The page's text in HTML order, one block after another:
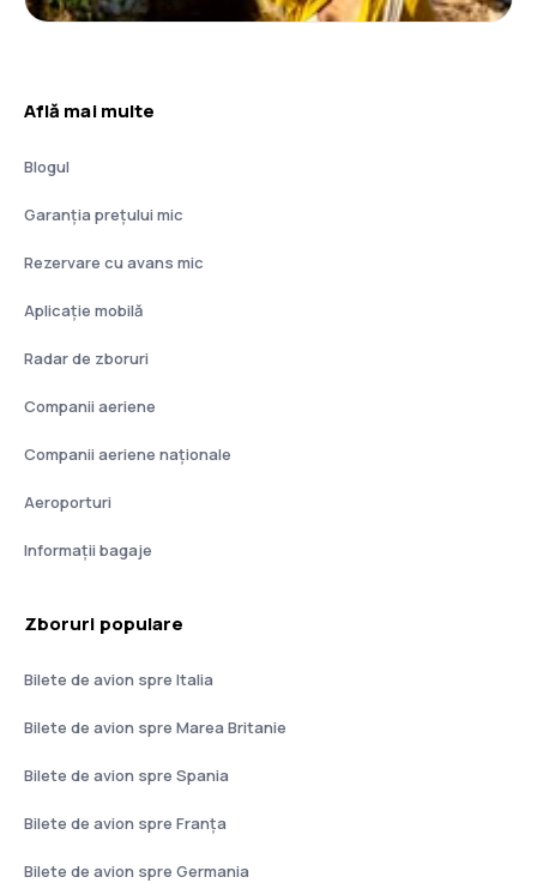
Află mai multe
Blogul
Garanția prețului mic
Rezervare cu avans mic
Aplicație mobilă
Radar de zboruri
Companii aeriene
Companii aeriene naţionale
Aeroporturi
Informații bagaje
Zboruri populare
Bilete de avion spre Italia
Bilete de avion spre Marea Britanie
Bilete de avion spre Spania
Bilete de avion spre Franţa
Bilete de avion spre Germania